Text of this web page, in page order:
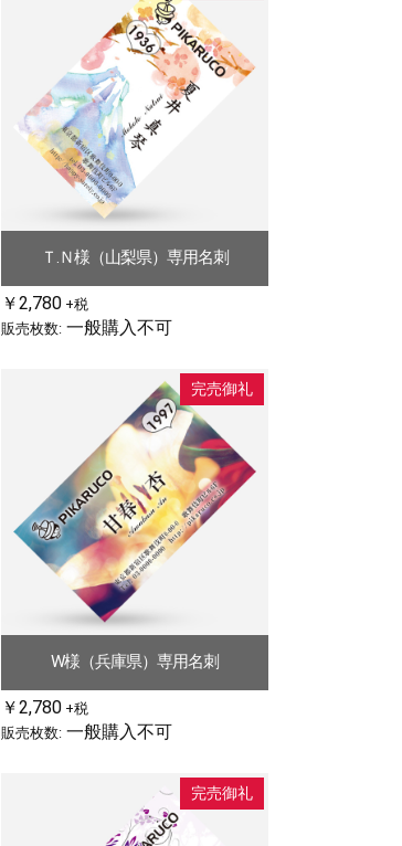
Ｔ.Ｎ様（山梨県）専用名刺
￥2,780 +税
販売枚数: 一般購入不可
完売御礼
W様（兵庫県）専用名刺
￥2,780 +税
販売枚数: 一般購入不可
完売御礼